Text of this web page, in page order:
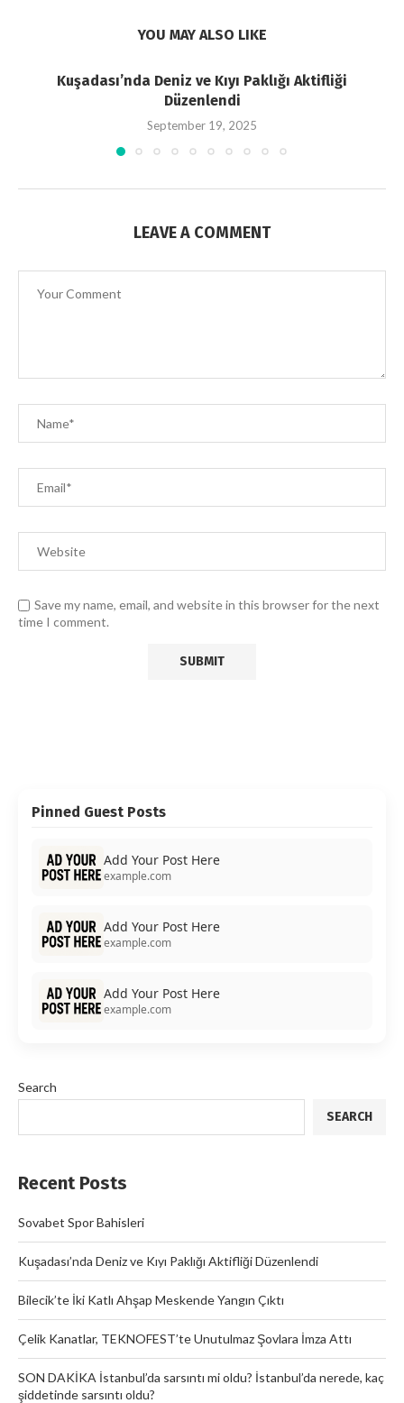
YOU MAY ALSO LIKE
Kuşadası’nda Deniz ve Kıyı Paklığı Aktifliği
Düzenlendi
September 19, 2025
LEAVE A COMMENT
Save my name, email, and website in this browser for the next
time I comment.
Pinned Guest Posts
Add Your Post Here
example.com
Add Your Post Here
example.com
Add Your Post Here
example.com
Search
SEARCH
Recent Posts
Sovabet Spor Bahisleri
Kuşadası’nda Deniz ve Kıyı Paklığı Aktifliği Düzenlendi
Bilecik’te İki Katlı Ahşap Meskende Yangın Çıktı
Çelik Kanatlar, TEKNOFEST’te Unutulmaz Şovlara İmza Attı
SON DAKİKA İstanbul’da sarsıntı mi oldu? İstanbul’da nerede, kaç
şiddetinde sarsıntı oldu?